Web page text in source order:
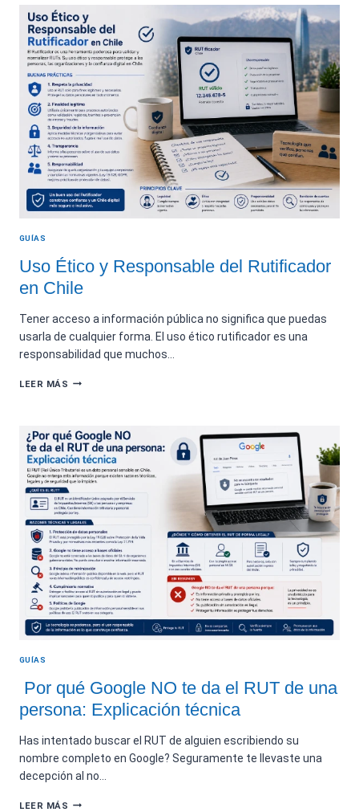
VERIFICACIÓN
DE
IDENTIDAD
EN
CHILE
2026-
2030
GUÍAS
Uso Ético y Responsable del Rutificador
en Chile
Tener acceso a información pública no significa que puedas
usarla de cualquier forma. El uso ético rutificador es una
responsabilidad que muchos…
LEER MÁS USO
RESPONSABLE
DEL
RUTIFICADOR
EN
CHILE
GUÍAS
Por qué Google NO te da el RUT de una
persona: Explicación técnica
Has intentado buscar el RUT de alguien escribiendo su
nombre completo en Google? Seguramente te llevaste una
decepción al no…
LEER MÁS POR